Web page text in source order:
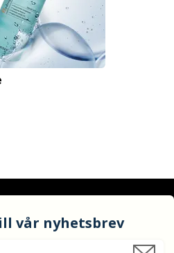
vår nyhetsbrev